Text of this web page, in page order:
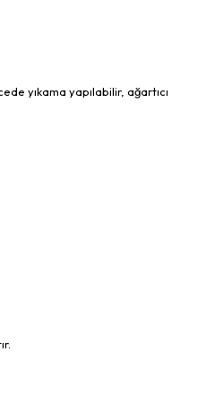
yıkama yapılabilir, ağartıcı